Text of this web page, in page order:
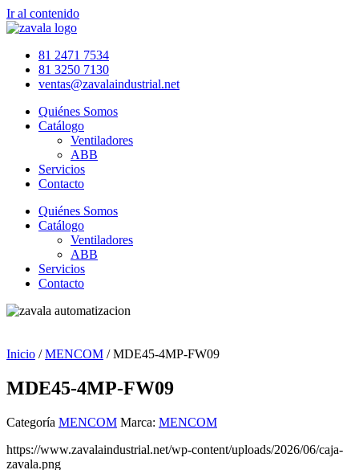
Ir al contenido
81 2471 7534
81 3250 7130
ventas@zavalaindustrial.net
Quiénes Somos
Catálogo
Ventiladores
ABB
Servicios
Contacto
Quiénes Somos
Catálogo
Ventiladores
ABB
Servicios
Contacto
Inicio /MENCOM / MDE45-4MP-FW09
MDE45-4MP-FW09
Categoría MENCOM Marca: MENCOM
https://www.zavalaindustrial.net/wp-content/uploads/2026/06/caja-
zavala.png